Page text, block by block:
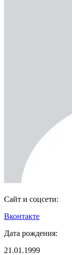
Сайт и соцсети:
Вконтакте
Дата рождения:
21.01.1999